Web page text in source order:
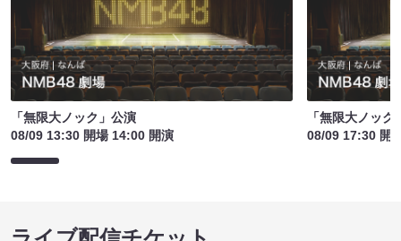
「無限大ノック」公演
08/09 13:30 開場 14:00 開演
「無限大ノック
08/09 17:30 開